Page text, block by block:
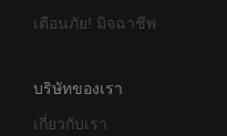
เตือนภัย! มิจฉาชีพ
บริษัทของเรา
เกี่ยวกับเรา